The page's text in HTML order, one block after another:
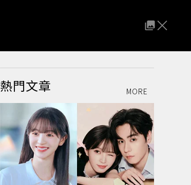
熱門文章 MORE